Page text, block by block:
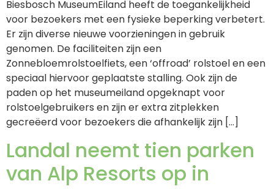
Biesbosch MuseumEiland heeft de toegankelijkheid
voor bezoekers met een fysieke beperking verbetert.
Er zijn diverse nieuwe voorzieningen in gebruik
genomen. De faciliteiten zijn een
Zonnebloemrolstoelfiets, een ‘offroad’ rolstoel en een
speciaal hiervoor geplaatste stalling. Ook zijn de
paden op het museumeiland opgeknapt voor
rolstoelgebruikers en zijn er extra zitplekken
gecreëerd voor bezoekers die afhankelijk zijn […]
Landal neemt tien parken
van Alp Resorts op in